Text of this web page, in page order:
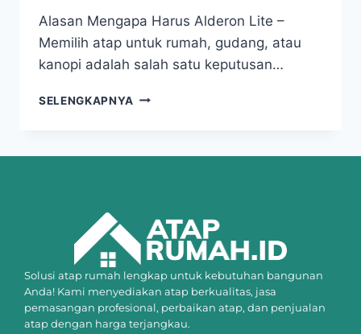
Alasan Mengapa Harus Alderon Lite –
Memilih atap untuk rumah, gudang, atau
kanopi adalah salah satu keputusan…
SELENGKAPNYA
Solusi atap rumah lengkap untuk kebutuhan bangunan
Anda! Kami menyediakan atap berkualitas, jasa
pemasangan profesional, perbaikan atap, dan penjualan
atap dengan harga terjangkau.